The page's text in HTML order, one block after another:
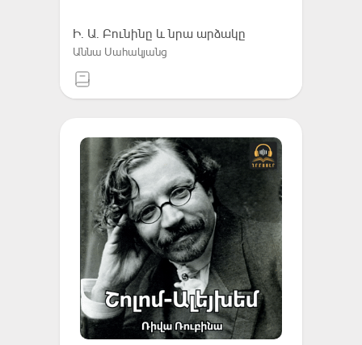
Ի. Ա. Բունինը և նրա արձակը
Աննա Սահակյանց